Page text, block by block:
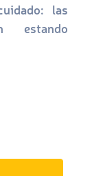
las
estando